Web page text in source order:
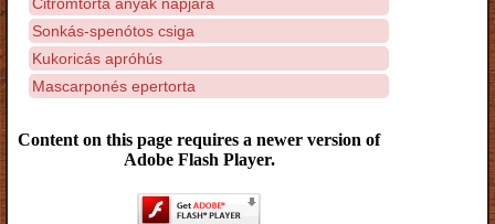
Sonkás-spenótos csiga
Kukoricás apróhús
Mascarponés epertorta
Content on this page requires a newer version of
Adobe Flash Player.